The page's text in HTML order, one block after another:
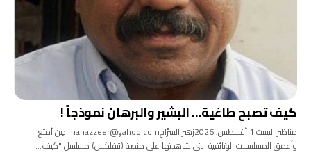
كيف تصبح طاغية… البشير والبرهان نموذجاً !
مناظير السبت 1 أغسطس، 2026زهير السرَّاجmanazzeer@yahoo.com مِن أمتع
وأعمق المسلسلات الوثائقية التي شاهدتها على منصة (نتفلكس) مسلسل "كيف…